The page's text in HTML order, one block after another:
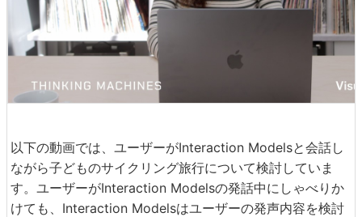
以下の動画では、ユーザーがInteraction Modelsと会話し
ながら子どものサイクリング旅行について検討していま
す。ユーザーがInteraction Modelsの発話中にしゃべりか
けても、Interaction Modelsはユーザーの発声内容を検討